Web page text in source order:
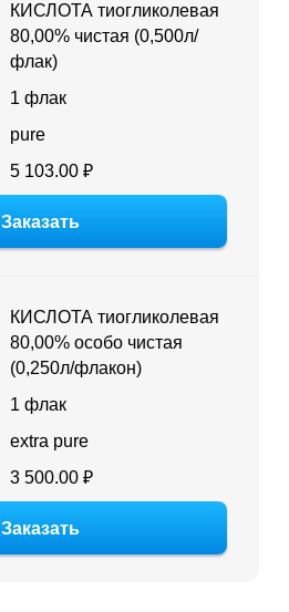
КИСЛОТА тиогликолевая
80,00% чистая (0,500л/
флак)
1 флак
pure
5 103.00 ₽
Заказать
КИСЛОТА тиогликолевая
80,00% особо чистая
(0,250л/флакон)
1 флак
extra pure
3 500.00 ₽
Заказать